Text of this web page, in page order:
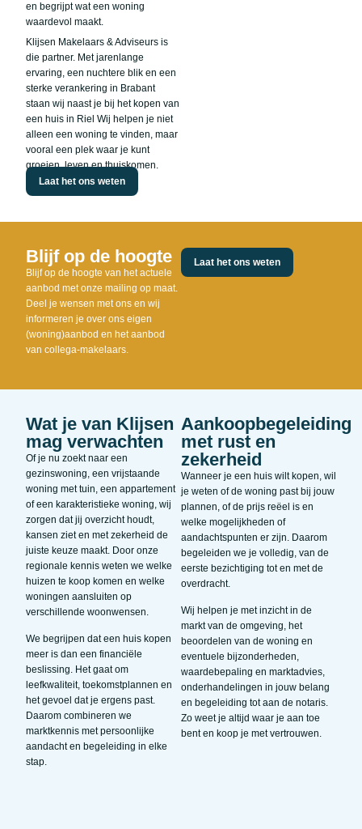
en begrijpt wat een woning
waardevol maakt.
Klijsen Makelaars & Adviseurs is
die partner. Met jarenlange
ervaring, een nuchtere blik en een
sterke verankering in Brabant
staan wij naast je bij het kopen van
een huis in Riel Wij helpen je niet
alleen een woning te vinden, maar
vooral een plek waar je kunt
groeien, leven en thuiskomen.
Laat het ons weten
Blijf op de hoogte
Blijf op de hoogte van het actuele
aanbod met onze mailing op maat.
Deel je wensen met ons en wij
informeren je over ons eigen
(woning)aanbod en het aanbod
van collega-makelaars.
Laat het ons weten
Wat je van Klijsen
mag verwachten
Of je nu zoekt naar een
gezinswoning, een vrijstaande
woning met tuin, een appartement
of een karakteristieke woning, wij
zorgen dat jij overzicht houdt,
kansen ziet en met zekerheid de
juiste keuze maakt. Door onze
regionale kennis weten we welke
huizen te koop komen en welke
woningen aansluiten op
verschillende woonwensen.
We begrijpen dat een huis kopen
meer is dan een financiële
beslissing. Het gaat om
leefkwaliteit, toekomstplannen en
het gevoel dat je ergens past.
Daarom combineren we
marktkennis met persoonlijke
aandacht en begeleiding in elke
stap.
Aankoopbegeleiding
met rust en
zekerheid
Wanneer je een huis wilt kopen, wil
je weten of de woning past bij jouw
plannen, of de prijs reëel is en
welke mogelijkheden of
aandachtspunten er zijn. Daarom
begeleiden we je volledig, van de
eerste bezichtiging tot en met de
overdracht.
Wij helpen je met inzicht in de
markt van de omgeving, het
beoordelen van de woning en
eventuele bijzonderheden,
waardebepaling en marktadvies,
onderhandelingen in jouw belang
en begeleiding tot aan de notaris.
Zo weet je altijd waar je aan toe
bent en koop je met vertrouwen.